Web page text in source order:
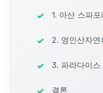
1. 아산 스파포
2. 영인산자연
3. 파라다이
결론